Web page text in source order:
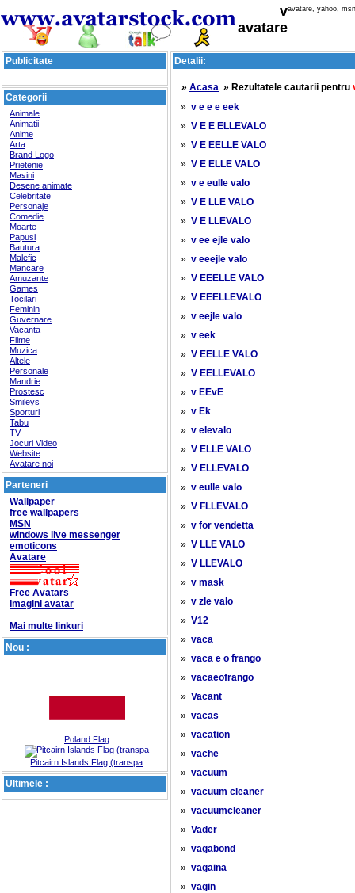
v
avatare
avatare, yahoo,
Publicitate
Categorii
Animale
Animatii
Anime
Arta
Brand Logo
Prietenie
Masini
Desene animate
Celebritate
Personaje
Comedie
Moarte
Papusi
Bautura
Malefic
Mancare
Amuzante
Games
Tocilari
Feminin
Guvernare
Vacanta
Filme
Muzica
Altele
Personale
Mandrie
Prostesc
Smileys
Sporturi
Tabu
TV
Jocuri Video
Website
Avatare noi
Parteneri
Wallpaper
free wallpapers
MSN
windows live messenger
emoticons
Avatare
Free Avatars
Imagini avatar
Mai multe linkuri
Nou :
Poland Flag
Pitcairn Islands Flag (transpa
Ultimele :
Detalii:
» Acasa » Rezultatele cautarii pentru
» v e e e eek
» V E E ELLEVALO
» V E EELLE VALO
» V E ELLE VALO
» v e eulle valo
» V E LLE VALO
» V E LLEVALO
» v ee ejle valo
» v eeejle valo
» V EEELLE VALO
» V EEELLEVALO
» v eejle valo
» v eek
» V EELLE VALO
» V EELLEVALO
» v EEvE
» v Ek
» v elevalo
» V ELLE VALO
» V ELLEVALO
» v eulle valo
» V FLLEVALO
» v for vendetta
» V LLE VALO
» V LLEVALO
» v mask
» v zle valo
» V12
» vaca
» vaca e o frango
» vacaeofrango
» Vacant
» vacas
» vacation
» vache
» vacuum
» vacuum cleaner
» vacuumcleaner
» Vader
» vagabond
» vagaina
» vagin